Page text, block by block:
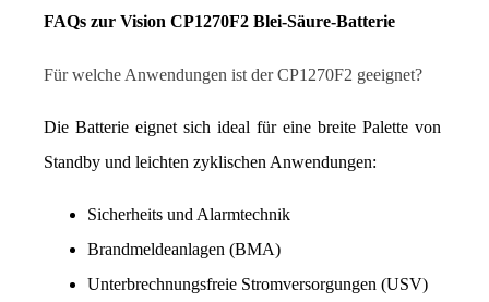
FAQs zur Vision CP1270F2 Blei-Säure-Batterie
Für welche Anwendungen ist der CP1270F2 geeignet?
Die Batterie eignet sich ideal für eine breite Palette von
Standby und leichten zyklischen Anwendungen:
Sicherheits und Alarmtechnik
Brandmeldeanlagen (BMA)
Unterbrechnungsfreie Stromversorgungen (USV)